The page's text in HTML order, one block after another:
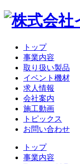
トップ
事業内容
取り扱い製品
イベント機材
求人情報
会社案内
施工動画
トピックス
お問い合わせ
トップ
事業内容